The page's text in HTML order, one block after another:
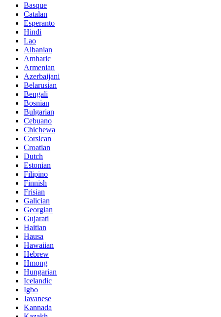
Basque
Catalan
Esperanto
Hindi
Lao
Albanian
Amharic
Armenian
Azerbaijani
Belarusian
Bengali
Bosnian
Bulgarian
Cebuano
Chichewa
Corsican
Croatian
Dutch
Estonian
Filipino
Finnish
Frisian
Galician
Georgian
Gujarati
Haitian
Hausa
Hawaiian
Hebrew
Hmong
Hungarian
Icelandic
Igbo
Javanese
Kannada